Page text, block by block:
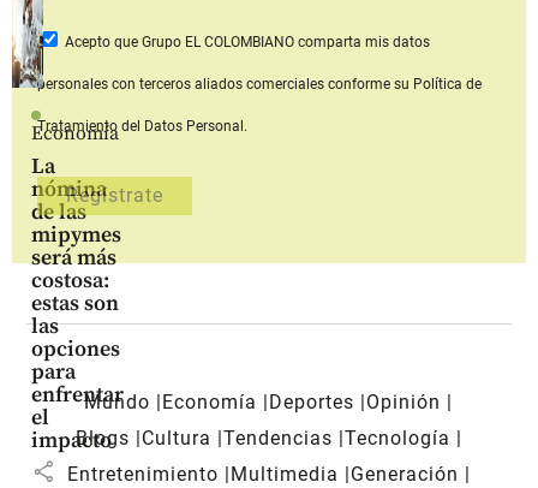
Economía
La
nómina
de las
mipymes
será más
costosa:
estas son
las
opciones
para
enfrentar
el
impacto
share
Acepto que Grupo EL COLOMBIANOcomparta mis datos
personales con terceros aliados comerciales conforme su Política de
Tratamiento del Datos Personal.
Mundo Economía Deportes
Opinión
Blogs
Cultura Tendencias Tecnología
Entretenimiento
Multimedia
Generación